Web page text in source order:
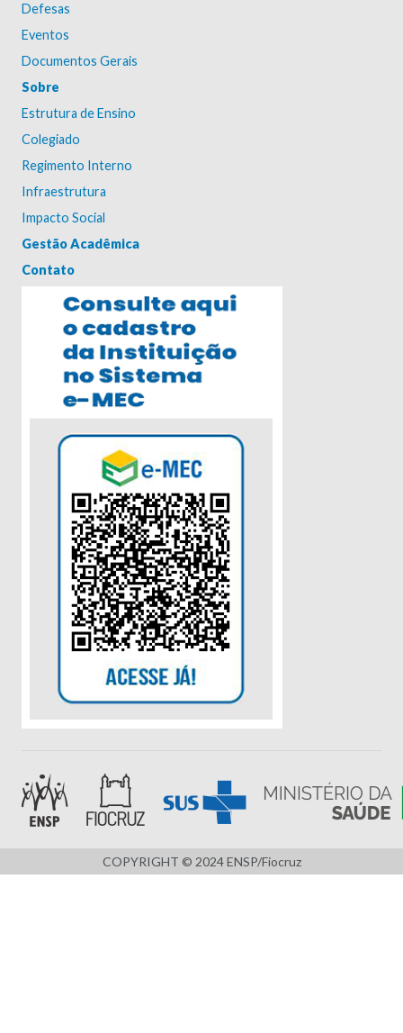
Defesas
Eventos
Documentos Gerais
Sobre
Estrutura de Ensino
Colegiado
Regimento Interno
Infraestrutura
Impacto Social
Gestão Acadêmica
Contato
COPYRIGHT © 2024 ENSP/Fiocruz